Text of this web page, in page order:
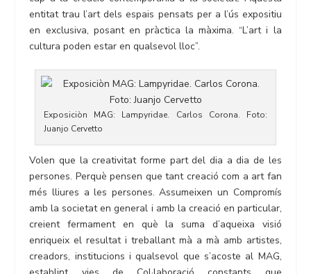
entitat trau l’art dels espais pensats per a l’ús expositiu
en exclusiva, posant en pràctica la màxima. “L’art i la
cultura poden estar en qualsevol lloc”.
Exposiciòn MAG: Lampyridae. Carlos Corona. Foto:
Juanjo Cervetto
Volen que la creativitat forme part del dia a dia de les
persones. Perquè pensen que tant creació com a art fan
més lliures a les persones. Assumeixen un Compromís
amb la societat en general i amb la creació en particular,
creient fermament en què la suma d’aqueixa visió
enriqueix el resultat i treballant mà a mà amb artistes,
creadors, institucions i qualsevol que s’acoste al MAG,